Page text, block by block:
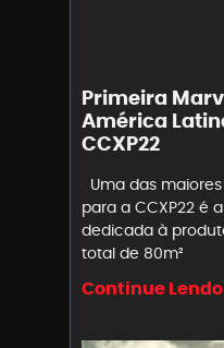
Primeira
América
CCXP22
Uma das
para a CCXP22 é
dedicada à
total de 80m²
Continue Lendo